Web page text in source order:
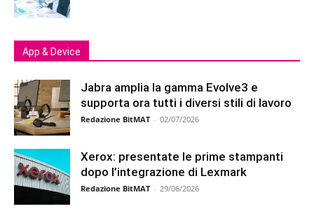
App & Device
Jabra amplia la gamma Evolve3 e
supporta ora tutti i diversi stili di lavoro
Redazione BitMAT - 02/07/2026
Xerox: presentate le prime stampanti
dopo l’integrazione di Lexmark
Redazione BitMAT - 29/06/2026